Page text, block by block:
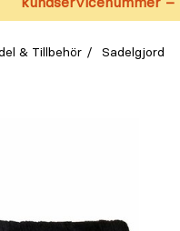
& Tillbehör Sadelgjord